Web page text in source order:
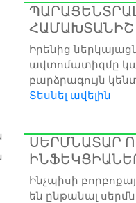
ՀԱՄԱԽՏԱՆԻՇ
Իրենից
ավտոմատիզմը
բարձրագույն
Տեսնել ավելին
ՍԵՐՄՆԱՏԱՐ
Ինչպիսի
են ընթանալ